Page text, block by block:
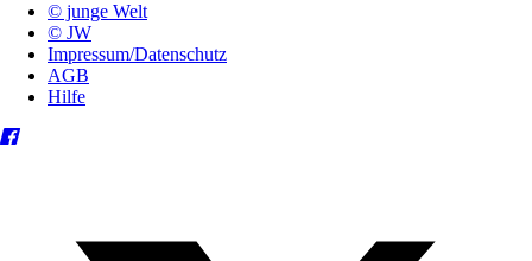
© junge Welt
© JW
Impressum/Datenschutz
AGB
Hilfe